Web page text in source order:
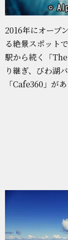
2016年にオープ
る絶景スポット
駅から続く「
り継ぎ、びわ湖
「Cafe360」があ